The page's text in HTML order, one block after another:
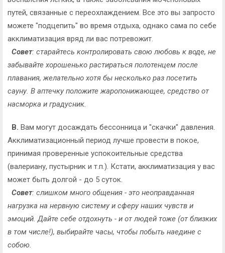
путей, связанные с переохлаждением. Все это вы запросто
можете "подцепить" во время отдыха, однако сама по себе
акклиматизация вряд ли вас потревожит.
Совет: старайтесь контролировать свою любовь к воде, не
забывайте хорошенько растираться полотенцем после
плавания, желательно хотя бы несколько раз посетить
сауну. В аптечку положите жаропонижающее, средство от
насморка и градусник.
В. Вам могут досаждать бессонница и "скачки" давления.
Акклиматизационный период лучше провести в покое,
принимая проверенные успокоительные средства
(валериану, пустырник и т.п.). Кстати, акклиматизация у вас
может быть долгой - до 5 суток.
Совет: слишком много общения - это неоправданная
нагрузка на нервную систему и сферу наших чувств и
эмоций. Дайте себе отдохнуть - и от людей тоже (от близких
в том числе!), выбирайте часы, чтобы побыть наедине с
собою.